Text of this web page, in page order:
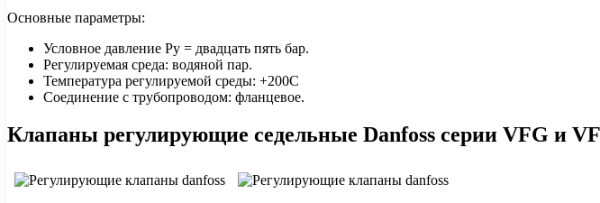
Основные параметры:
Условное давление Ру = двадцать пять бар.
Регулируемая среда: водяной пар.
Температура регулируемой среды: +200С
Соединение с трубопроводом: фланцевое.
Клапаны регулирующие седельные Danfoss серии VFG и